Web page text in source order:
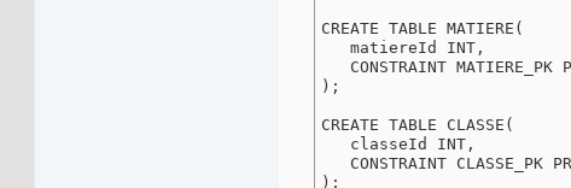
CREATE TABLE MATIERE(
   matiereId INT,
CONSTRAINT MATIERE_PK
);
CREATE TABLE CLASSE(
   classeId INT,
CONSTRAINT CLASSE_PK
);